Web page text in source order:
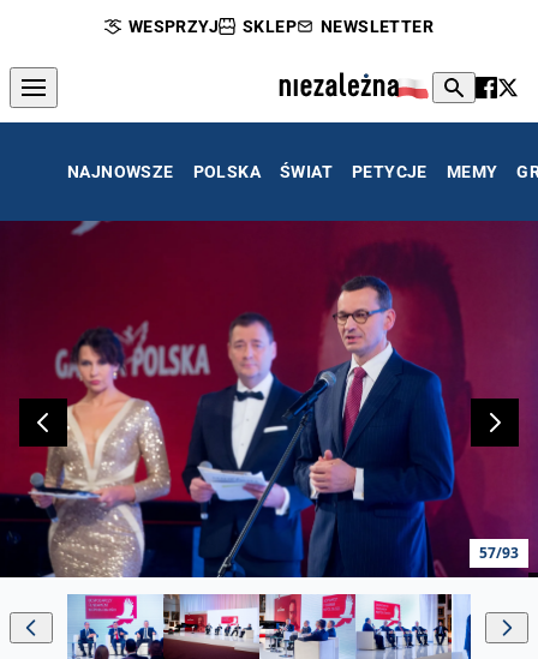
WESPRZYJ SKLEP NEWSLETTER
NAJNOWSZE POLSKA ŚWIAT PETYCJE MEMY
57/93